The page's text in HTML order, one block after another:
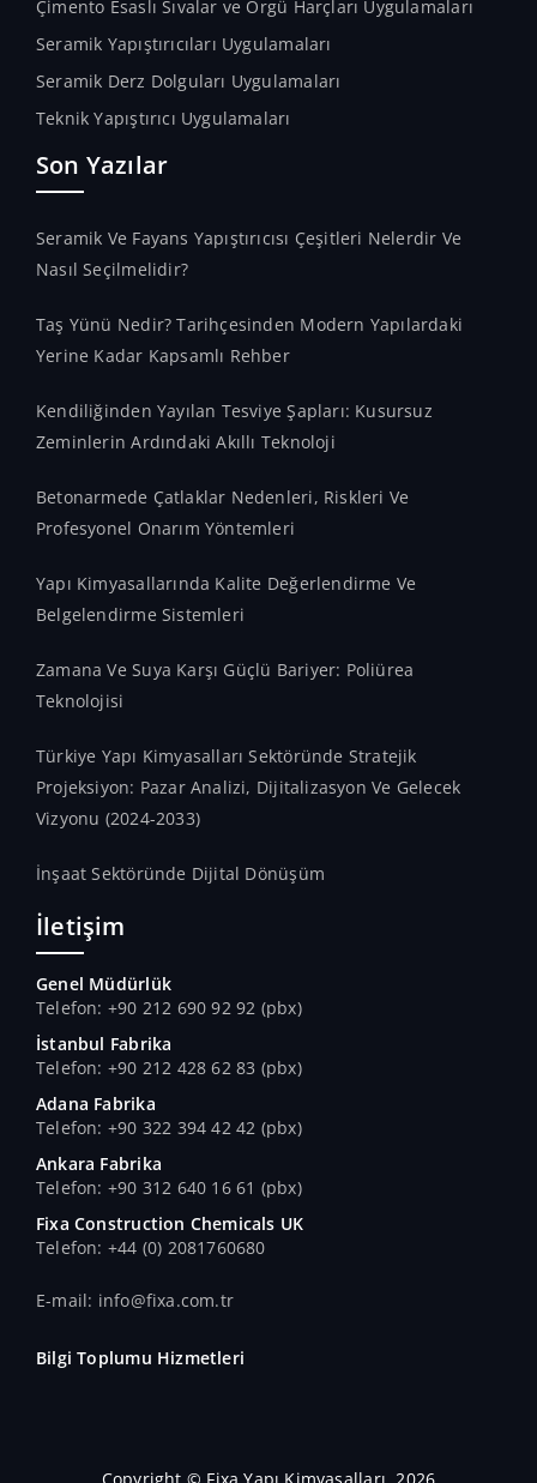
Çimento Esaslı Sıvalar ve Örgü Harçları Uygulamaları
Seramik Yapıştırıcıları Uygulamaları
Seramik Derz Dolguları Uygulamaları
Teknik Yapıştırıcı Uygulamaları
Son Yazılar
Seramik Ve Fayans Yapıştırıcısı Çeşitleri Nelerdir Ve
Nasıl Seçilmelidir?
Taş Yünü Nedir? Tarihçesinden Modern Yapılardaki
Yerine Kadar Kapsamlı Rehber
Kendiliğinden Yayılan Tesviye Şapları: Kusursuz
Zeminlerin Ardındaki Akıllı Teknoloji
Betonarmede Çatlaklar Nedenleri, Riskleri Ve
Profesyonel Onarım Yöntemleri
Yapı Kimyasallarında Kalite Değerlendirme Ve
Belgelendirme Sistemleri
Zamana Ve Suya Karşı Güçlü Bariyer: Poliürea
Teknolojisi
Türkiye Yapı Kimyasalları Sektöründe Stratejik
Projeksiyon: Pazar Analizi, Dijitalizasyon Ve Gelecek
Vizyonu (2024-2033)
İnşaat Sektöründe Dijital Dönüşüm
İletişim
Genel Müdürlük
Telefon: +90 212 690 92 92 (pbx)
İstanbul Fabrika
Telefon: +90 212 428 62 83 (pbx)
Adana Fabrika
Telefon: +90 322 394 42 42 (pbx)
Ankara Fabrika
Telefon: +90 312 640 16 61 (pbx)
Fixa Construction Chemicals UK
Telefon: +44 (0) 2081760680
E-mail: info@fixa.com.tr
Bilgi Toplumu Hizmetleri
Copyright © Fixa Yapı Kimyasalları, 2026